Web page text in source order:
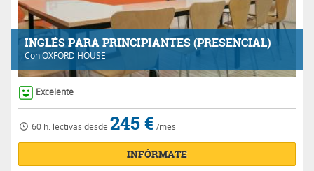
INGLÉS PARA PRINCIPIANTES (PRESENCIAL)
ConOXFORD HOUSE
Excelente
60 h. lectivas desde 245 € /mes
INFÓRMATE